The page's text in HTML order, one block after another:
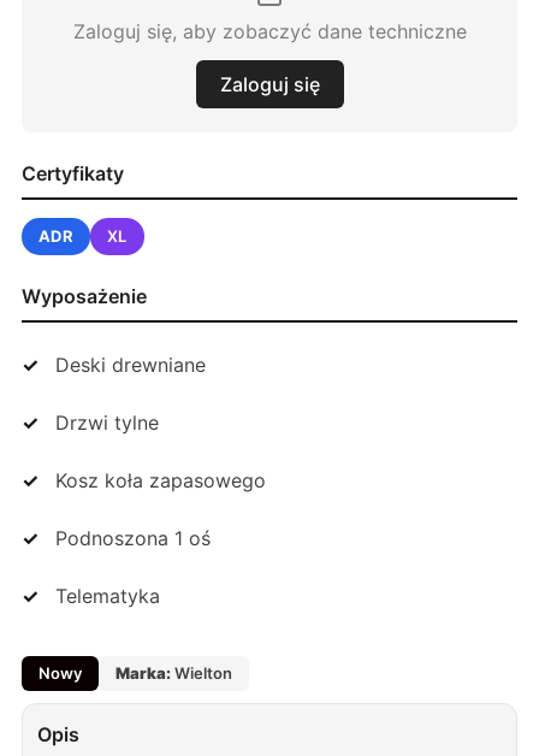
Zaloguj się, aby zobaczyć dane techniczne
Zaloguj się
Certyfikaty
ADR XL
Wyposażenie
Deski drewniane
Drzwi tylne
Kosz koła zapasowego
Podnoszona 1 oś
Telematyka
Nowy Marka:Wielton
Opis